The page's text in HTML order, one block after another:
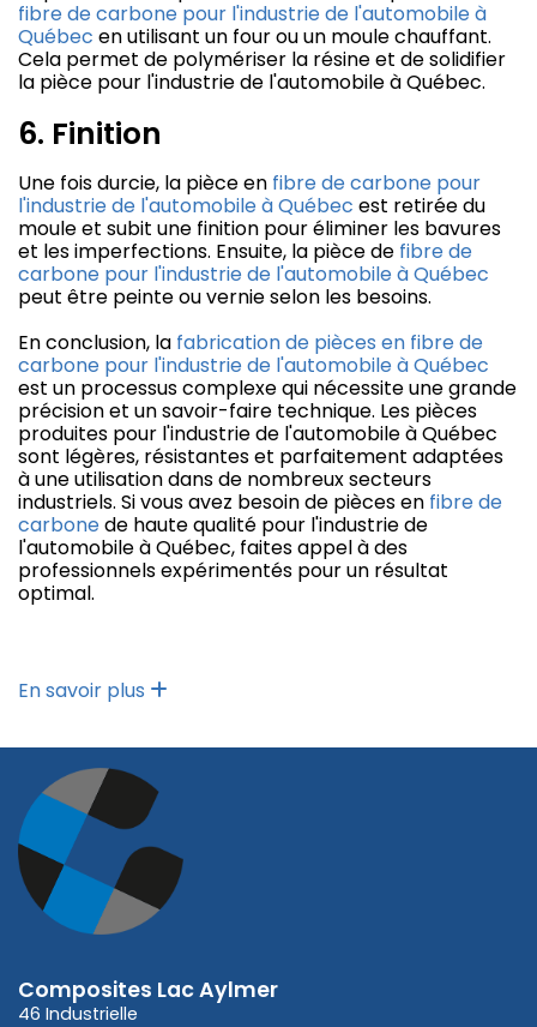
fibre de carbone pour l'industrie de l'automobile à
Québec en utilisant un four ou un moule chauffant.
Cela permet de polymériser la résine et de solidifier
la pièce pour l'industrie de l'automobile à Québec.
6. Finition
Une fois durcie, la pièce en fibre de carbone pour
l'industrie de l'automobile à Québec est retirée du
moule et subit une finition pour éliminer les bavures
et les imperfections. Ensuite, la pièce de fibre de
carbone pour l'industrie de l'automobile à Québec
peut être peinte ou vernie selon les besoins.
En conclusion, la fabrication de pièces en fibre de
carbone pour l'industrie de l'automobile à Québec
est un processus complexe qui nécessite une grande
précision et un savoir-faire technique. Les pièces
produites pour l'industrie de l'automobile à Québec
sont légères, résistantes et parfaitement adaptées
à une utilisation dans de nombreux secteurs
industriels. Si vous avez besoin de pièces en fibre de
carbonede haute qualité pour l'industrie de
l'automobile à Québec, faites appel à des
professionnels expérimentés pour un résultat
optimal.
En savoir plus
Composites Lac Aylmer
46 Industrielle